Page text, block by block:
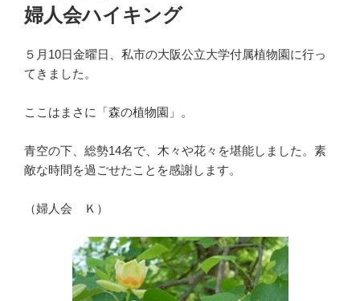
稿
日:
婦人会ハイキング
５月10日金曜日、私市の大阪公立大学付属植物園に行っ
てきました。
ここはまさに「森の植物園」。
青空の下、総勢14名で、木々や花々を堪能しました。素
敵な時間を過ごせたことを感謝します。
（婦人会 Ｋ）